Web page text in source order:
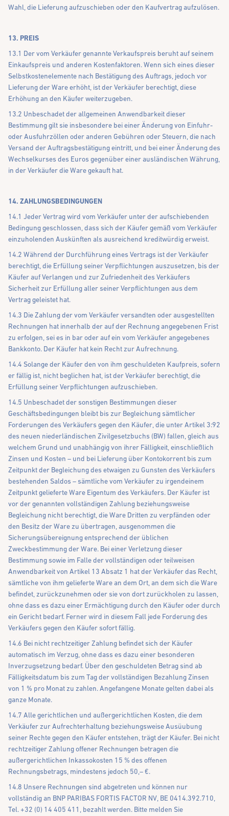
Wahl, die Lieferung aufzuschieben oder den Kaufvertrag aufzulösen.
13. PREIS
13.1 Der vom Verkäufer genannte Verkaufspreis beruht auf seinem
Einkaufspreis und anderen Kostenfaktoren. Wenn sich eines dieser
Selbstkostenelemente nach Bestätigung des Auftrags, jedoch vor
Lieferung der Ware erhöht, ist der Verkäufer berechtigt, diese
Erhöhung an den Käufer weiterzugeben.
13.2 Unbeschadet der allgemeinen Anwendbarkeit dieser
Bestimmung gilt sie insbesondere bei einer Änderung von Einfuhr-
oder Ausfuhrzöllen oder anderen Gebühren oder Steuern, die nach
Versand der Auftragsbestätigung eintritt, und bei einer Änderung des
Wechselkurses des Euros gegenüber einer ausländischen Währung,
in der Verkäufer die Ware gekauft hat.
14. ZAHLUNGSBEDINGUNGEN
14.1 Jeder Vertrag wird vom Verkäufer unter der aufschiebenden
Bedingung geschlossen, dass sich der Käufer gemäß vom Verkäufer
einzuholenden Auskünften als ausreichend kreditwürdig erweist.
14.2 Während der Durchführung eines Vertrags ist der Verkäufer
berechtigt, die Erfüllung seiner Verpflichtungen auszusetzen, bis der
Käufer auf Verlangen und zur Zufriedenheit des Verkäufers
Sicherheit zur Erfüllung aller seiner Verpflichtungen aus dem
Vertrag geleistet hat.
14.3 Die Zahlung der vom Verkäufer versandten oder ausgestellten
Rechnungen hat innerhalb der auf der Rechnung angegebenen Frist
zu erfolgen, sei es in bar oder auf ein vom Verkäufer angegebenes
Bankkonto. Der Käufer hat kein Recht zur Aufrechnung.
14.4 Solange der Käufer den von ihm geschuldeten Kaufpreis, sofern
er fällig ist, nicht beglichen hat, ist der Verkäufer berechtigt, die
Erfüllung seiner Verpflichtungen aufzuschieben.
14.5 Unbeschadet der sonstigen Bestimmungen dieser
Geschäftsbedingungen bleibt bis zur Begleichung sämtlicher
Forderungen des Verkäufers gegen den Käufer, die unter Artikel 3:92
des neuen niederländischen Zivilgesetzbuchs (BW) fallen, gleich aus
welchem Grund und unabhängig von ihrer Fälligkeit, einschließlich
Zinsen und Kosten – und bei Lieferung über Kontokorrent bis zum
Zeitpunkt der Begleichung des etwaigen zu Gunsten des Verkäufers
bestehenden Saldos – sämtliche vom Verkäufer zu irgendeinem
Zeitpunkt gelieferte Ware Eigentum des Verkäufers. Der Käufer ist
vor der genannten vollständigen Zahlung beziehungsweise
Begleichung nicht berechtigt, die Ware Dritten zu verpfänden oder
den Besitz der Ware zu übertragen, ausgenommen die
Sicherungsübereignung entsprechend der üblichen
Zweckbestimmung der Ware. Bei einer Verletzung dieser
Bestimmung sowie im Falle der vollständigen oder teilweisen
Anwendbarkeit von Artikel 13 Absatz 1 hat der Verkäufer das Recht,
sämtliche von ihm gelieferte Ware an dem Ort, an dem sich die Ware
befindet, zurückzunehmen oder sie von dort zurückholen zu lassen,
ohne dass es dazu einer Ermächtigung durch den Käufer oder durch
ein Gericht bedarf. Ferner wird in diesem Fall jede Forderung des
Verkäufers gegen den Käufer sofort fällig.
14.6 Bei nicht rechtzeitiger Zahlung befindet sich der Käufer
automatisch im Verzug, ohne dass es dazu einer besonderen
Inverzugsetzung bedarf. Über den geschuldeten Betrag sind ab
Fälligkeitsdatum bis zum Tag der vollständigen Bezahlung Zinsen
von 1 % pro Monat zu zahlen. Angefangene Monate gelten dabei als
ganze Monate.
14.7 Alle gerichtlichen und außergerichtlichen Kosten, die dem
Verkäufer zur Aufrechterhaltung beziehungsweise Ausüubung
seiner Rechte gegen den Käufer entstehen, trägt der Käufer. Bei nicht
rechtzeitiger Zahlung offener Rechnungen betragen die
außergerichtlichen Inkassokosten 15 % des offenen
Rechnungsbetrags, mindestens jedoch 50,– €.
14.8 Unsere Rechnungen sind abgetreten und können nur
vollständig an BNP PARIBAS FORTIS FACTOR NV, BE 0414.392.710,
Tel. +32 (0) 14 405 411, bezahlt werden. Bitte melden Sie